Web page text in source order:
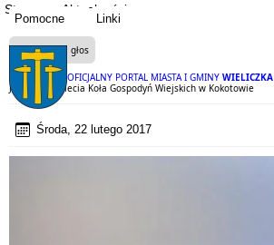
Pomocne Linki
OFICJALNY PORTAL MIASTA I GMINY WIELICZKA
Strona Aktualności
Czytaj na głos
Jubileusz 60-lecia Koła Gospodyń Wiejskich w Kokotowie
Środa, 22 lutego 2017